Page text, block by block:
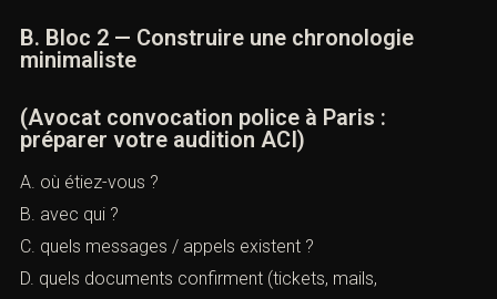
B. Bloc 2 — Construire une chronologie
minimaliste
(Avocat convocation police à Paris :
préparer votre audition ACI)
A. où étiez-vous ?
B. avec qui ?
C. quels messages / appels existent ?
D. quels documents confirment (tickets, mails,